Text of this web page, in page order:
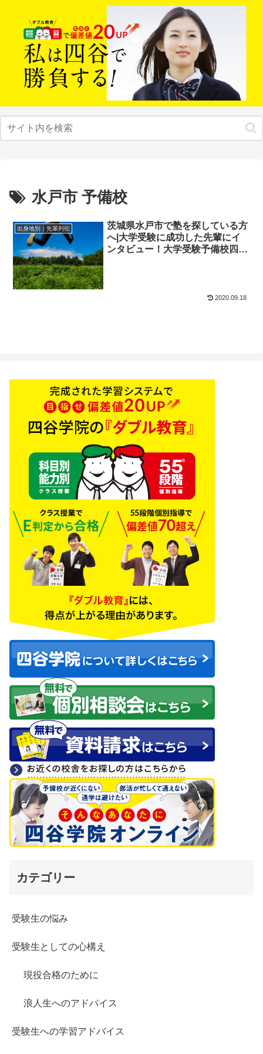
水戸市 予備校
出身地別｜先輩列伝
茨城県水戸市で塾を探している方
へ|大学受験に成功した先輩にイ
ンタビュー！大学受験予備校四谷
2020.09.18
カテゴリー
受験生の悩み
受験生としての心構え
現役合格のために
浪人生へのアドバイス
受験生への学習アドバイス